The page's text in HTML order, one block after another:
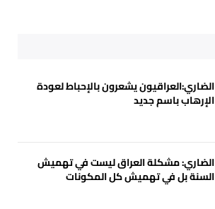
الضاري:العراقيون يشعرون بالإحباط لعودة
الإرهاب باسم جديد
الضاري: مشكلة العراق ليست في تهميش
السنة بل في تهميش كل المكونات